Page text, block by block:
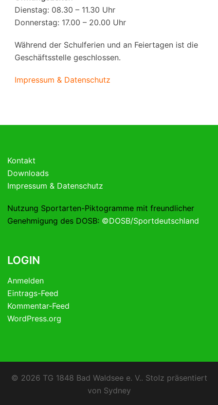
Dienstag: 08.30 – 11.30 Uhr
Donnerstag: 17.00 – 20.00 Uhr
Während der Schulferien und an Feiertagen ist die
Geschäftsstelle geschlossen.
Impressum & Datenschutz
Kontakt
Downloads
Impressum & Datenschutz
Nutzung Sportarten-Piktogramme mit freundlicher
Genehmigung des DOSB: ©DOSB/Sportdeutschland
LOGIN
Anmelden
Eintrags-Feed
Kommentar-Feed
WordPress.org
© 2026 TG 1848 Bad Waldsee e. V.. Stolz präsentiert
von Sydney